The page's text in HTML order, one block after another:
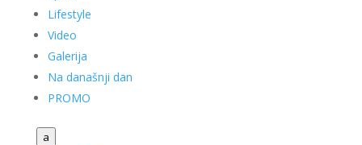
Lifestyle
Video
Galerija
Na današnji dan
PROMO
a